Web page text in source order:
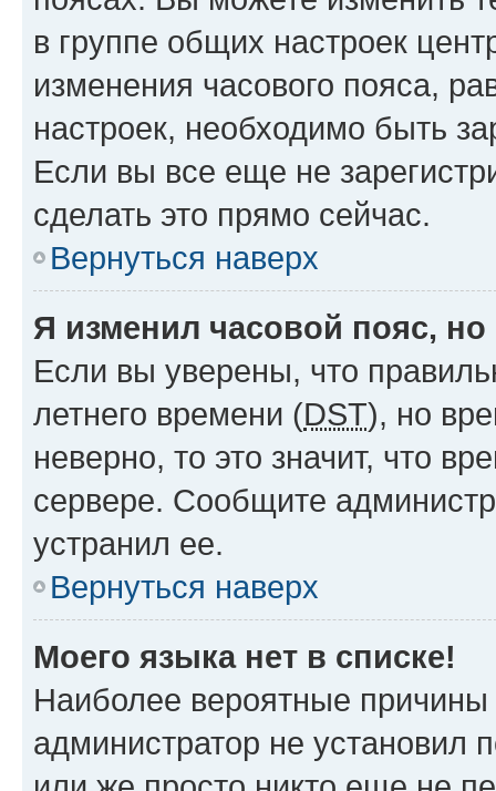
в группе общих настроек
изменения часового пояса,
настроек, необходимо быть
Если вы все еще не
сделать это прямо сейчас.
Вернуться наверх
Я изменил часовой пояс,
Если вы уверены, что
летнего времени (DST), но
неверно, то это значит, что
сервере. Сообщите
устранил ее.
Вернуться наверх
Моего языка нет в списке!
Наиболее вероятные причины
администратор не установил